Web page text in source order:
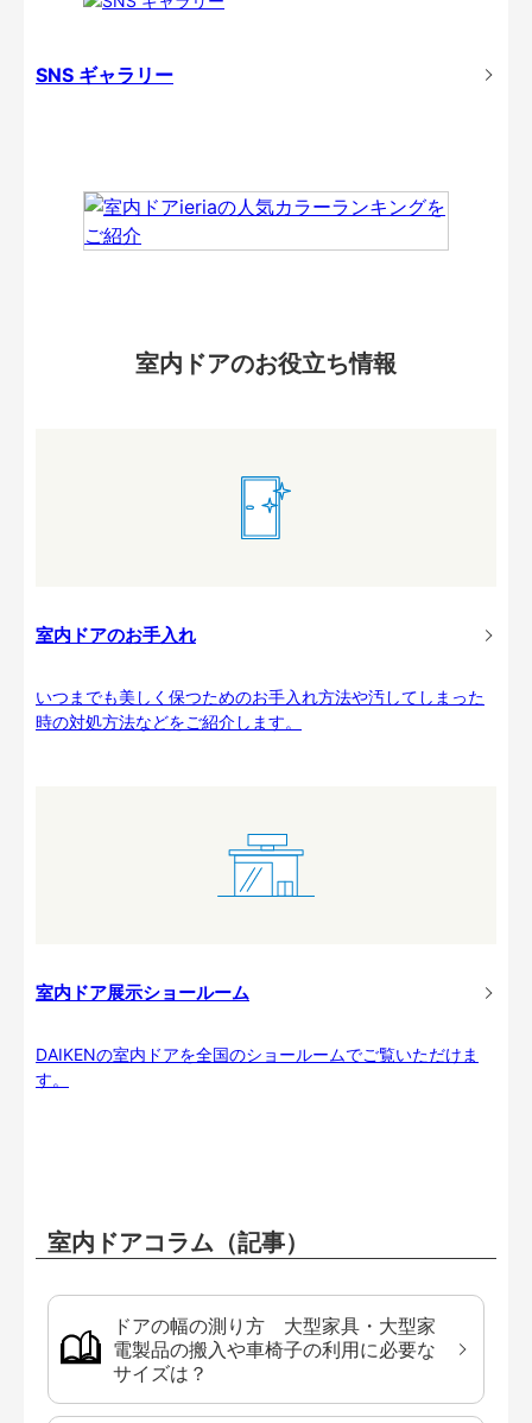
SNS ギャラリー
室内ドアのお役立ち情報
室内ドアのお手入れ
いつまでも美しく保つためのお手入れ方法や汚してしまった
時の対処方法などをご紹介します。
室内ドア展示ショールーム
DAIKENの室内ドアを全国のショールームでご覧いただけま
す。
室内ドアコラム（記事）
ドアの幅の測り方 大型家具・大型家
電製品の搬入や車椅子の利用に必要な
サイズは？